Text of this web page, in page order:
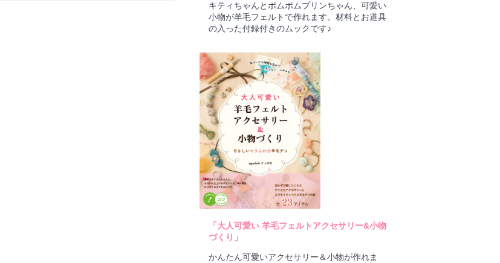
キティちゃんとポムポムプリンちゃん、可愛い
小物が羊毛フェルトで作れます。材料とお道具
の入った付録付きのムックです♪
「大人可愛い 羊毛フェルトアクセサリー&小物
づくり」
かんたん可愛いアクセサリー＆小物が作れま